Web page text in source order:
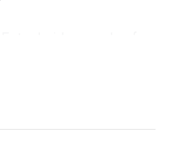
und auf